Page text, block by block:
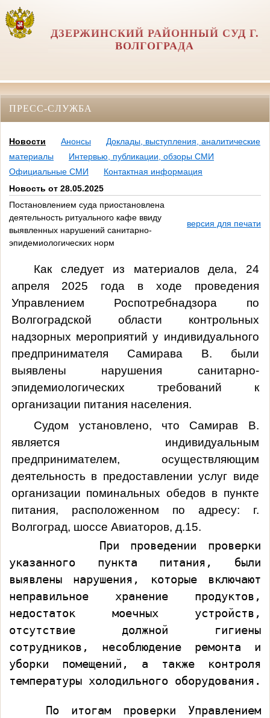
ДЗЕРЖИНСКИЙ РАЙОННЫЙ СУД Г.
ВОЛГОГРАДА
ПРЕСС-СЛУЖБА
Новости Анонсы
Доклады, выступления, аналитические
материалы
Интервью, публикации, обзоры СМИ
Официальные СМИ
Контактная информация
Новость от 28.05.2025
Постановлением суда приостановлена
деятельность ритуального кафе ввиду
выявленных нарушений санитарно-
эпидемиологических норм
версия для печати
Как следует из материалов дела, 24
апреля 2025 года в ходе проведения
Управлением Роспотребнадзора по
Волгоградской области контрольных
надзорных мероприятий у индивидуального
предпринимателя Самирава В. были
выявлены нарушения санитарно-
эпидемиологических требований к
организации питания населения.
Судом установлено, что Самирав В.
является индивидуальным
предпринимателем, осуществляющим
деятельность в предоставлении услуг виде
организации поминальных обедов в пункте
питания, расположенном по адресу: г.
Волгоград, шоссе Авиаторов, д.15.
При проведении проверки
указанного пункта питания, были
неправильное хранение продуктов,
недостаток моечных устройств,
отсутствие должной гигиены
сотрудников, несоблюдение ремонта и
уборки помещений, а также контроля
По итогам проверки Управлением